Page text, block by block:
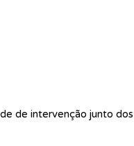
de intervenção junto